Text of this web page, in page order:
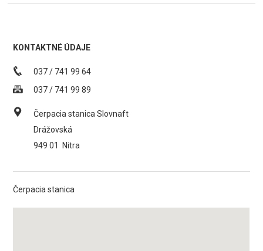
KONTAKTNÉ ÚDAJE
037 / 741 99 64
037 / 741 99 89
Čerpacia stanica Slovnaft
Drážovská
949 01
Nitra
Čerpacia stanica